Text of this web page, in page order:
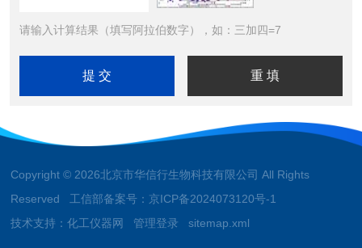
请输入计算结果（填写阿拉伯数字），如：三加四=7
Copyright © 2026北京市华信行生物科技有限公司 All Rights
Reserved 工信部备案号： 京ICP备2024073120号-1
技术支持：化工仪器网 管理登录 sitemap.xml